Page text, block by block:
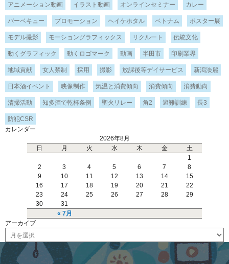
アニメーション動画 イラスト動画 オンラインセミナー カレー
バーベキュー プロモーション ヘイケホタル ベトナム ポスター展
モデル撮影 モーショングラフィックス リクルート 伝統文化
動くグラフィック 動くロゴマーク 動画 半田市 印刷業界
地域貢献 女人禁制 採用 撮影 放課後等デイサービス 新潟淡麗
日本酒イベント 映像制作 気温と消費傾向 消費傾向 消費動向
清掃活動 知多酒で乾杯条例 聖火リレー 角2 避難訓練 長3
防犯CSR
カレンダー
2026年8月
日
月 火 水 木 金 土
« 7月
1
2
3 4 5 6 7
8
9
10 11 12 13 14
15
16
17 18 19 20 21
22
23
24 25 26 27 28
29
30
31
アーカイブ
ー